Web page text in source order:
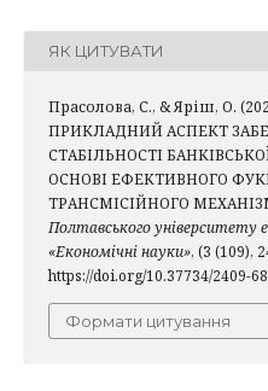
ЯК ЦИТУВАТИ
Прасолова, С., & Яріш, О.
ПРИКЛАДНИЙ АСПЕКТ
СТАБІЛЬНОСТІ
ОСНОВІ ЕФЕКТИВНОГО
ТРАНСМІСІЙНОГО
Полтавського університету
«Економічні науки», (3 (109),
https://doi.org/10.37734/2409-
Формати цитування